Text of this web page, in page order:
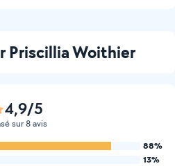
Priscillia Woithier
4,9/5
sur 8 avis
88%
13%